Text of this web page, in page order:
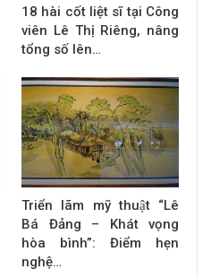
18 hài cốt liệt sĩ tại Công
viên Lê Thị Riêng, nâng
tổng số lên…
Triển lãm mỹ thuật “Lê
Bá Đảng – Khát vọng
hòa bình”: Điểm hẹn
nghệ…